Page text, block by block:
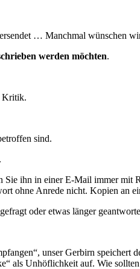
… Manchmal wünschen
werden möchten.
Kritik.
sind.
Sie ihn in einer E-Mail immer
ohne Anrede nicht. Kopien an
oder etwas länger
unser Gerbirn
als Unhöflichkeit auf. Wie